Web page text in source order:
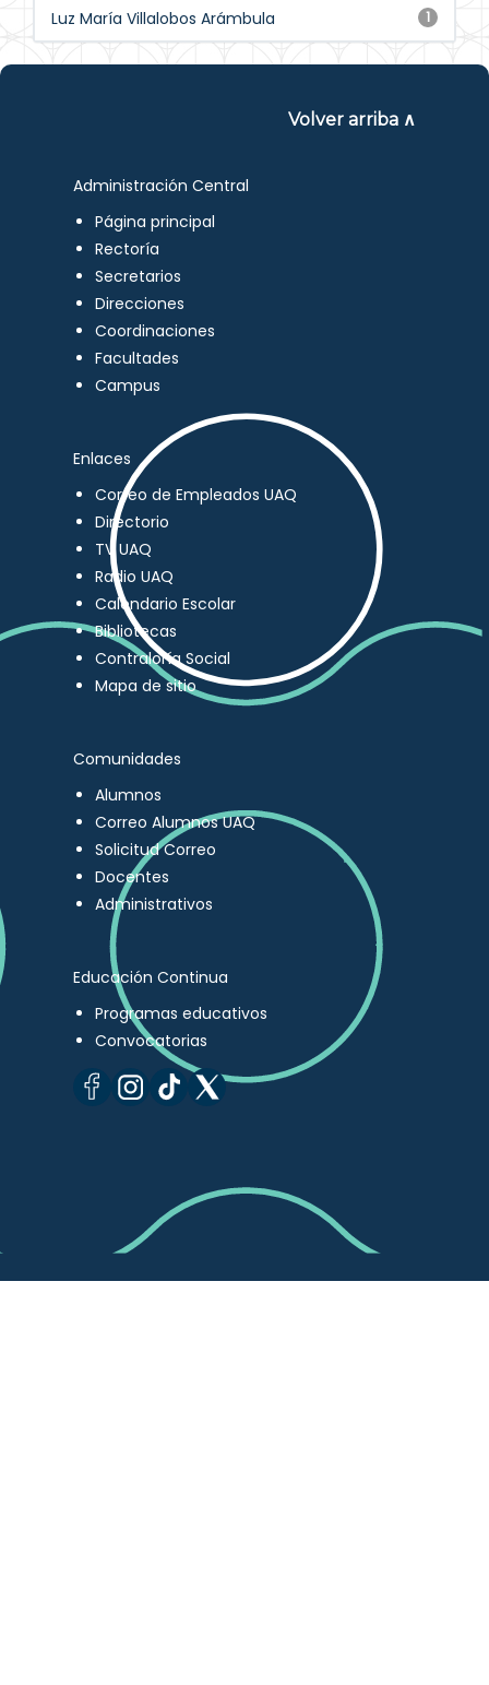
1
Luz María Villalobos Arámbula
Volver arriba ∧
Administración Central
Página principal
Rectoría
Secretarios
Direcciones
Coordinaciones
Facultades
Campus
Enlaces
Correo de Empleados UAQ
Directorio
TV UAQ
Radio UAQ
Calendario Escolar
Bibliotecas
Contraloría Social
Mapa de sitio
Comunidades
Alumnos
Correo Alumnos UAQ
Solicitud Correo
Docentes
Administrativos
Educación Continua
Programas educativos
Convocatorias